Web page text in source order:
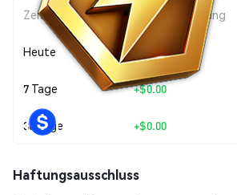
Zeitraum Betragsänderung
Heute + $0.00
7 Tage +$0.00
30 Tage +$0.00
Haftungsausschluss